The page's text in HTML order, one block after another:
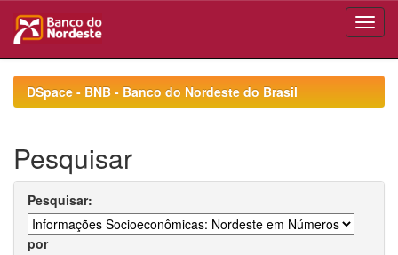
navigationDSpace - BNB - Banco do Nordeste do Brasil
Pesquisar
Pesquisar:
por